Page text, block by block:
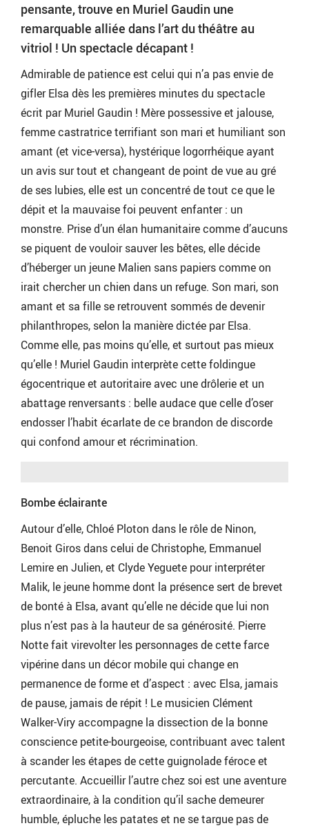
pensante, trouve en Muriel Gaudin une
remarquable alliée dans l’art du théâtre au
vitriol ! Un spectacle décapant !
Admirable de patience est celui qui n’a pas envie de
gifler Elsa dès les premières minutes du spectacle
écrit par Muriel Gaudin ! Mère possessive et jalouse,
femme castratrice terrifiant son mari et humiliant son
amant (et vice-versa), hystérique logorrhéique ayant
un avis sur tout et changeant de point de vue au gré
de ses lubies, elle est un concentré de tout ce que le
dépit et la mauvaise foi peuvent enfanter : un
monstre. Prise d’un élan humanitaire comme d’aucuns
se piquent de vouloir sauver les bêtes, elle décide
d’héberger un jeune Malien sans papiers comme on
irait chercher un chien dans un refuge. Son mari, son
amant et sa fille se retrouvent sommés de devenir
philanthropes, selon la manière dictée par Elsa.
Comme elle, pas moins qu’elle, et surtout pas mieux
qu’elle ! Muriel Gaudin interprète cette foldingue
égocentrique et autoritaire avec une drôlerie et un
abattage renversants : belle audace que celle d’oser
endosser l’habit écarlate de ce brandon de discorde
qui confond amour et récrimination.
Bombe éclairante
Autour d’elle, Chloé Ploton dans le rôle de Ninon,
Benoit Giros dans celui de Christophe, Emmanuel
Lemire en Julien, et Clyde Yeguete pour interpréter
Malik, le jeune homme dont la présence sert de brevet
de bonté à Elsa, avant qu’elle ne décide que lui non
plus n’est pas à la hauteur de sa générosité. Pierre
Notte fait virevolter les personnages de cette farce
vipérine dans un décor mobile qui change en
permanence de forme et d’aspect : avec Elsa, jamais
de pause, jamais de répit ! Le musicien Clément
Walker-Viry accompagne la dissection de la bonne
conscience petite-bourgeoise, contribuant avec talent
à scander les étapes de cette guignolade féroce et
percutante. Accueillir l’autre chez soi est une aventure
extraordinaire, à la condition qu’il sache demeurer
humble, épluche les patates et ne se targue pas de